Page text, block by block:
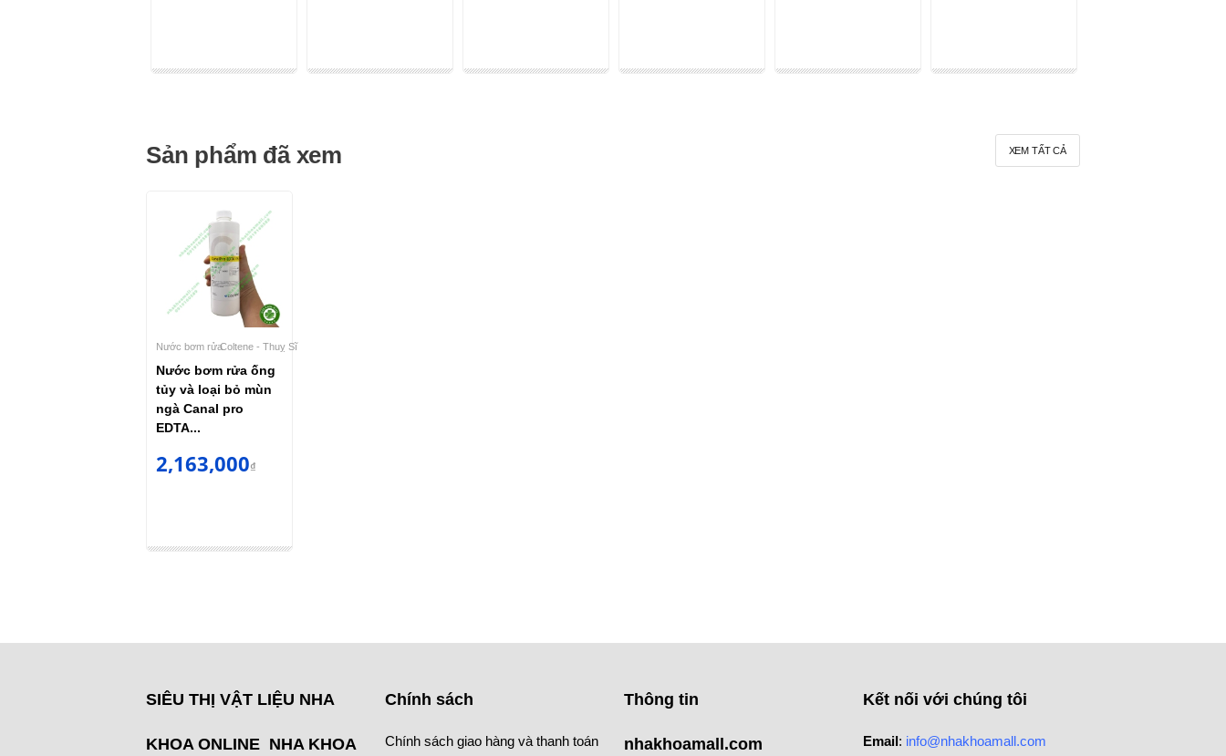
Sản phẩm đã xem XEM TẤT CẢ
Nước bơm rửaColtene - Thuỵ Sĩ
Nước bơm rửa ống
tủy và loại bỏ mùn
ngà Canal pro
EDTA...
2,163,000₫
SIÊU THỊ VẬT LIỆU NHA
KHOA ONLINE NHA KHOA
Chính sách
Chính sách giao hàng và thanh toán
Thông tin
nhakhoamall.com
Kết nối với chúng tôi
Email: info@nhakhoamall.com